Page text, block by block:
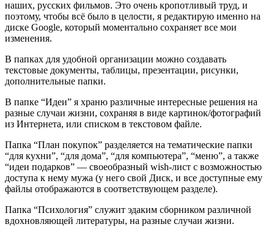
наших, русских фильмов. Это очень кропотливый труд, и
поэтому, чтобы всё было в целости, я редактирую именно на
диске Google, который моментально сохраняет все мои
изменения.
В папках для удобной организации можно создавать
текстовые документы, таблицы, презентации, рисунки,
дополнительные папки.
В папке “Идеи” я храню различные интересные решения на
разные случаи жизни, сохраняя в виде картинок/фотографий
из Интернета, или списком в текстовом файле.
Папка “План покупок” разделяется на тематические папки
“для кухни”, “для дома”, “для компьютера”, “меню”, а также
“идеи подарков” — своеобразный wish-лист с возможностью
доступа к нему мужа (у него свой Диск, и все доступные ему
файлы отображаются в соответствующем разделе).
Папка “Психология” служит эдаким сборником различной
вдохновляющей литературы, на разные случаи жизни.